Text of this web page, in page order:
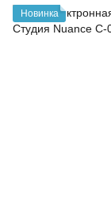
Новинка